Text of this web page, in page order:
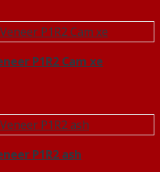
P1R2 Cam xe
P1R2 ash